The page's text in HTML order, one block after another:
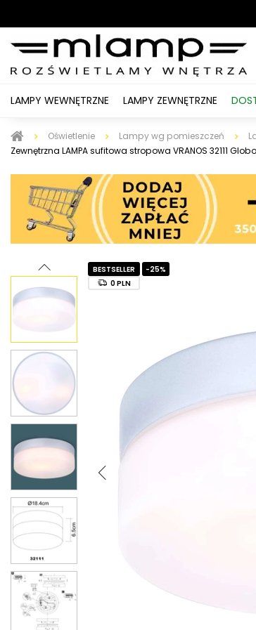
LAMPY WEWNĘTRZNE LAMPY ZEWNĘTRZNE
Oświetlenie Lampy wg pomieszczeń
Zewnętrzna LAMPA sufitowa stropowa VRANOS 32111
BESTSELLER
0 PLN
-25%